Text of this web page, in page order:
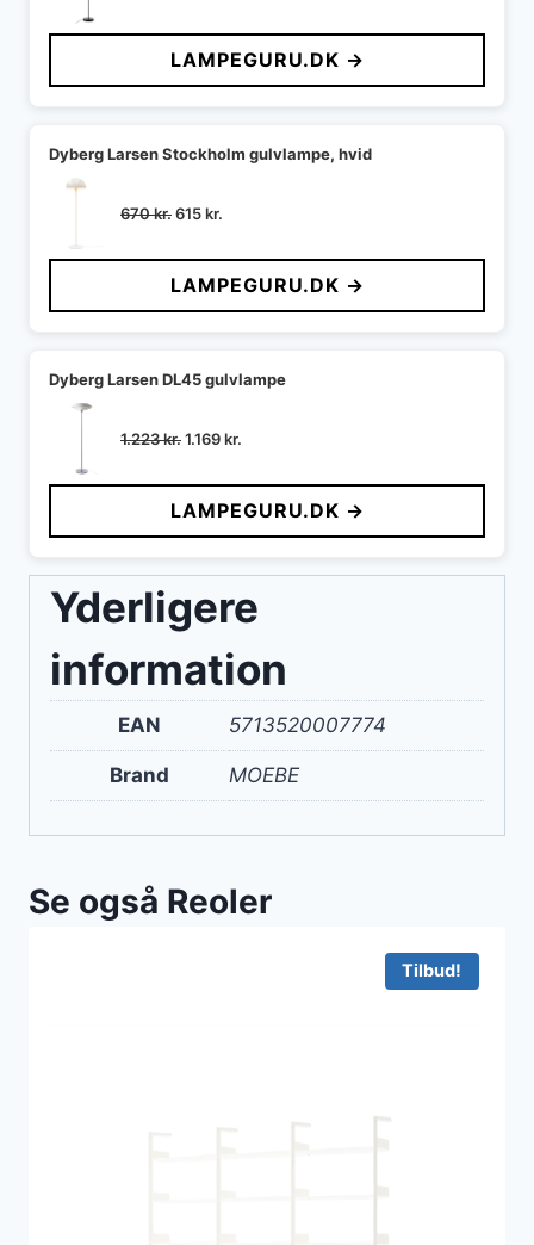
pris
var:
500 kr..
pris
er:
458 kr..
LAMPEGURU.DK →
Dyberg Larsen Stockholm gulvlampe, hvid
670kr.Den
pris
var:
670 kr..
615kr.
pris
er:
615 kr..
LAMPEGURU.DK →
Dyberg Larsen DL45 gulvlampe
1.223kr.Den
pris
var:
1.223 kr..
1.169kr.
pris
er:
1.169 kr..
LAMPEGURU.DK →
Yderligere
information
EAN 5713520007774
Brand MOEBE
Se også Reoler
Tilbud!